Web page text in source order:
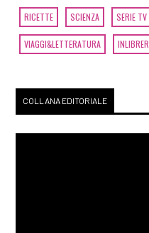
[20]In the
Costantino:
RICETTE SCIENZA SERIE TV
VIAGGI&LETTERATURA
COLLANA EDITORIALE